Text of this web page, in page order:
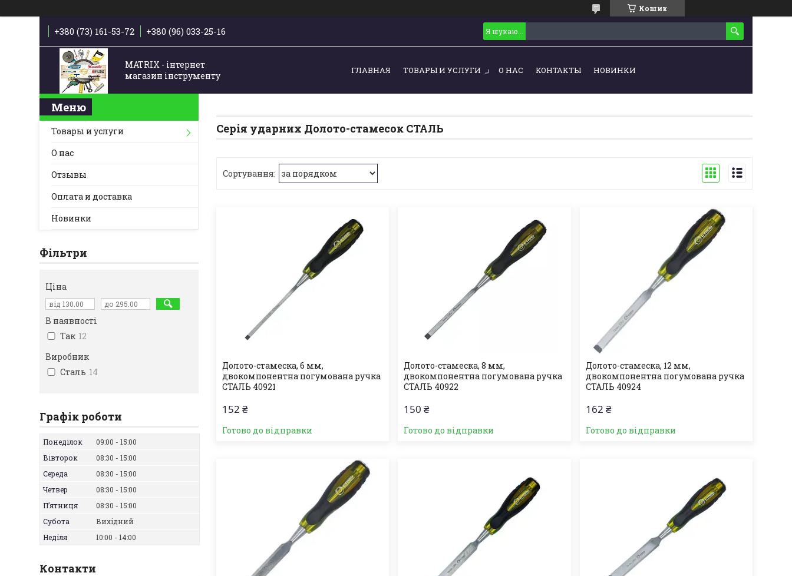
Кошик
+380 (73) 161-53-72 +380 (96) 033-25-16
MATRIX - інтернет
магазин інструменту
ГЛАВНАЯ ТОВАРЫ И УСЛУГИ О НАС КОНТАКТЫ НОВИНКИ
Серія ударних Долото-стамесок СТАЛЬ
Долото-стамеска, 6 мм,
двокомпонентна погумована ручка
СТАЛЬ 40921
152 ₴
Готово до відправки
Долото-стамеска, 8 мм,
двокомпонентна погумована ручка
СТАЛЬ 40922
150 ₴
Готово до відправки
Долото-стамеска, 12 мм,
двокомпонентна погумована ручка
СТАЛЬ 40924
162 ₴
Готово до відправки
Товары и услуги
О нас
Отзывы
Оплата и доставка
Новинки
Фільтри
Ціна
В наявності
Так 12
Виробник
Сталь 14
Графік роботи
Понеділок 09:00
15:00
Вівторок
08:30
15:00
Середа
08:30
15:00
Четвер
08:30
15:00
Пʼятниця
08:30
15:00
Субота
Вихідний
Неділя
10:00 14:00
Контакти